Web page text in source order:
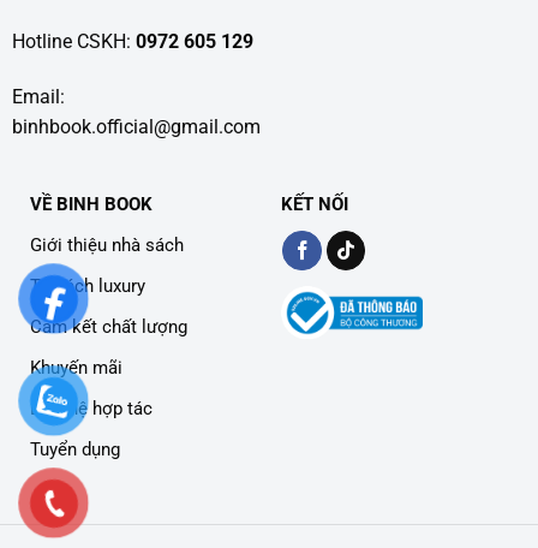
Hotline CSKH: 0972 605 129
Email:
binhbook.official@gmail.com
VỀ BINH BOOK
Giới thiệu nhà sách
Tủ sách luxury
Cam kết chất lượng
Khuyến mãi
Liên hệ hợp tác
Tuyển dụng
KẾT NỐI